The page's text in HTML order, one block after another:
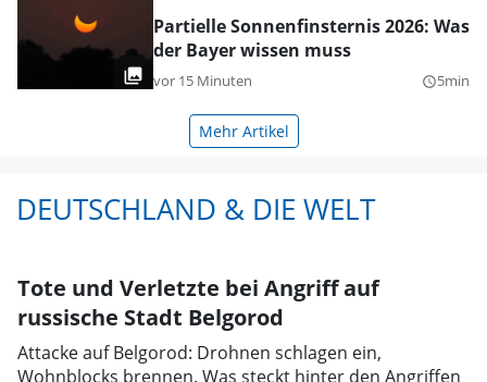
Partielle Sonnenfinsternis 2026: Was
der Bayer wissen muss
vor 15 Minuten query_builder5min
Mehr Artikel
DEUTSCHLAND & DIE WELT
Tote und Verletzte bei Angriff auf
russische Stadt Belgorod
Attacke auf Belgorod: Drohnen schlagen ein,
Wohnblocks brennen. Was steckt hinter den Angriffen